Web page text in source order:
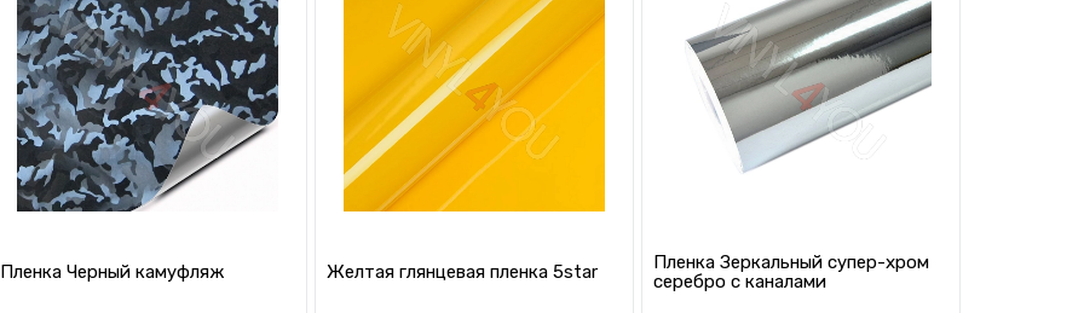
Пленка Черный камуфляж Желтая глянцевая пленка 5star
Пленка Зеркальный супер-хром
серебро с каналами